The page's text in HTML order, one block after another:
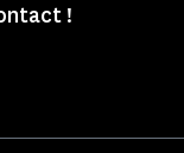
!